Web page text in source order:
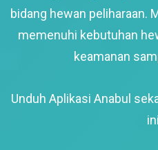
bidang hewan peliharaan.
memenuhi kebutuhan
keamanan
Unduh Aplikasi Anabul